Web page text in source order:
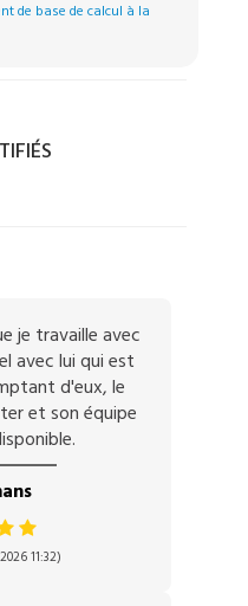
de base de calcul à la
je travaille avec
avec lui qui est
d'eux, le
et son équipe
11:32)